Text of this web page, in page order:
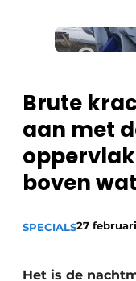
De Pen
Brute
aan met
boven
SPECIALS27
Het is de